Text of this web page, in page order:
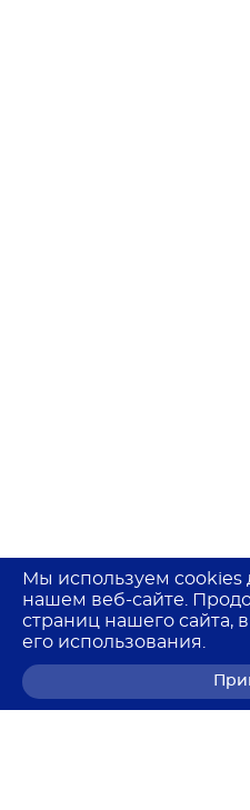
Мы используем cookies
нашем веб-сайте.
страниц нашего сайта,
его использования.